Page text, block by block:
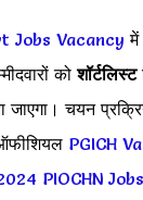
Jobs Vacancy में
कोशॉर्टलिस्ट
चयन
PGICH
PIOCHN